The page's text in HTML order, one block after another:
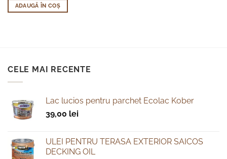
ADAUGĂ ÎN COȘ
CELE MAI RECENTE
Lac lucios pentru parchet Ecolac Kober
39,00 lei
ULEI PENTRU TERASA EXTERIOR SAICOS
DECKING OIL